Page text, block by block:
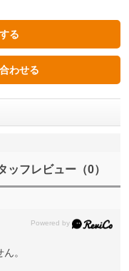
ッフレビュー（0）
。